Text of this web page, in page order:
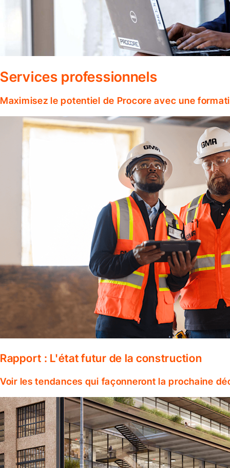
Services professionnels
Maximisez le potentiel de Procore avec une
Rapport : L'état futur de la construction
Voir les tendances qui façonneront la prochaine